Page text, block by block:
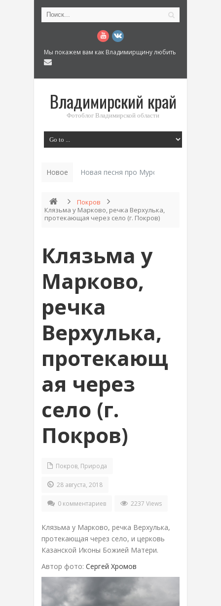
Мы покажем вам как Владимирщину любить
Владимирский край
Фотоблог Владимирской области
Новое Новая песня про Муром: «Былинный
Покров
Клязьма у Марково, речка Верхулька,
протекающая через село (г. Покров)
Клязьма у
Марково,
речка
Верхулька,
протекающ
ая через
село (г.
Покров)
Покров, Природа
28 августа, 2018
0 комментариев 2237 Views
Клязьма у Марково, речка Верхулька,
протекающая через село, и церковь
Казанской Иконы Божией Матери.
Автор фото: Сергей Хромов